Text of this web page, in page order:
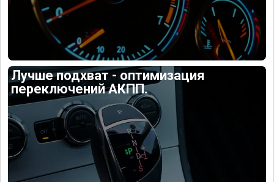
Лучше подхват - оптимизация
переключений АКПП.